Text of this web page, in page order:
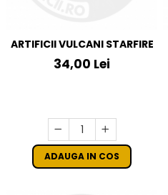
ARTIFICII VULCANI STARFIRE
34,00 Lei
ADAUGA IN COS